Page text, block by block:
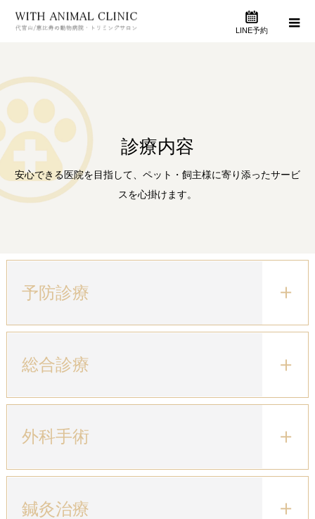
LINE予約
診療内容
安心できる医院を目指して、ペット・飼主様に寄り添ったサービ
スを心掛けます。
予防診療
総合診療
外科手術
鍼灸治療